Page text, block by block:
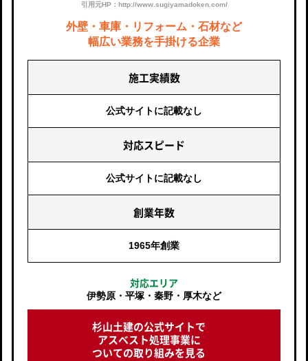
引用元HP：http://www.sugiyamadoken.com/
外壁・車庫・リフォーム・石材など
幅広い業務を手掛ける企業
施工実績数
公式サイトに記載なし
対応スピード
公式サイトに記載なし
創業年数
1965年創業
対応エリア
伊勢原・平塚・秦野・厚木など
杉山土建の公式サイトで
アスベスト処理事業に
ついての取り組みを見る